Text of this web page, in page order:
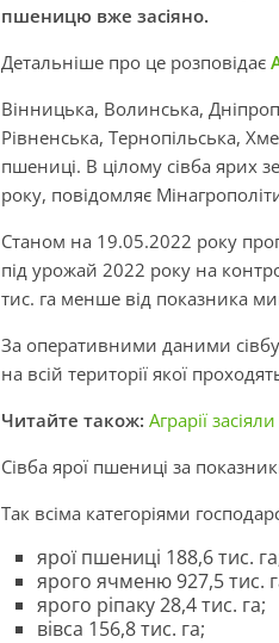
пшеницю вже засіяно.
Детальніше про це розповідає
Вінницька, Волинська,
Рівненська, Тернопільська,
пшениці. В цілому сівба ярих
року, повідомляє
Станом на 19.05.2022 року
під урожай 2022 року на
тис. га менше від показника
За оперативними даними сівбу
на всій території якої
Читайте також: Аграрії
Сівба ярої пшениці за
Так всіма категоріями
ярої пшениці 188,6 тис.
ярого ячменю 927,5 тис.
ярого ріпаку 28,4 тис. га;
вівса 156,8 тис. га;